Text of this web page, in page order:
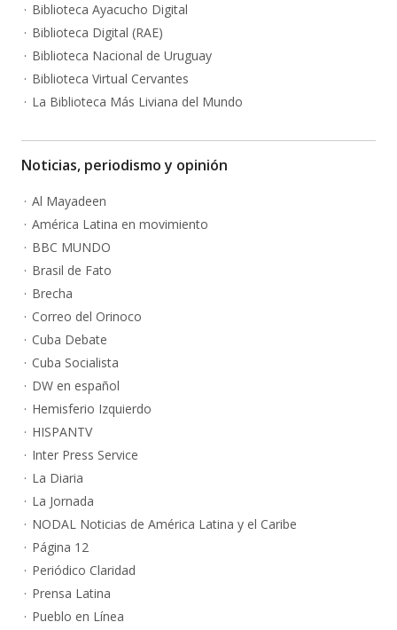
Biblioteca Ayacucho Digital
Biblioteca Digital (RAE)
Biblioteca Nacional de Uruguay
Biblioteca Virtual Cervantes
La Biblioteca Más Liviana del Mundo
Noticias, periodismo y opinión
Al Mayadeen
América Latina en movimiento
BBC MUNDO
Brasil de Fato
Brecha
Correo del Orinoco
Cuba Debate
Cuba Socialista
DW en español
Hemisferio Izquierdo
HISPANTV
Inter Press Service
La Diaria
La Jornada
NODAL Noticias de América Latina y el Caribe
Página 12
Periódico Claridad
Prensa Latina
Pueblo en Línea